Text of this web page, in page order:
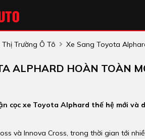
Thị Trường Ô Tô Xe Sang Toyota
ALPHARD HOÀN TOÀN
cọc xe Toyota Alphard thế hệ mới và
và Innova Cross, trong thời gian tới